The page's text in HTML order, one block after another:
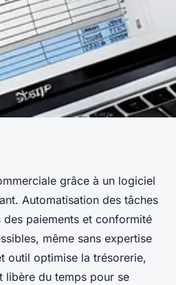
:
de lecture
grâce à un logiciel
Automatisation des tâches
paiements et conformité
même sans expertise
outil optimise la trésorerie,
libère du temps pour se